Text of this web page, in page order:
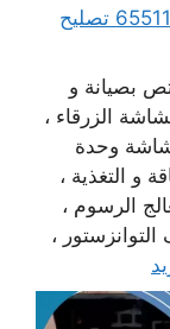
مهندس كمبيوتر العارضية الصناعية 65511033 تصليح
بصيانة و
الزرقاء ،
وحدة
و التغذية ،
الرسوم ،
،